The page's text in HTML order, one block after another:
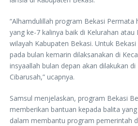
“Alhamdulillah program Bekasi Permata
yang ke-7 kalinya baik di Kelurahan atau
wilayah Kabupaten Bekasi. Untuk
pada bulan kemarin dilaksanakan di
insyaallah bulan depan akan dilakukan
Cibarusah,” ucapnya.
Samsul menjelaskan, program Bekasi
memberikan bantuan kepada balita
dalam membantu program pemerintah